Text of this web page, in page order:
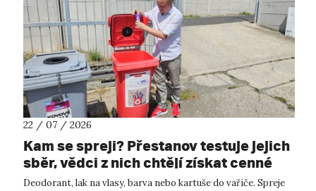
22 / 07 / 2026
Kam se spreji? Přestanov testuje jejich
sběr, vědci z nich chtějí získat cenné
kovy
Deodorant, lak na vlasy, barva nebo kartuše do vařiče. Spreje